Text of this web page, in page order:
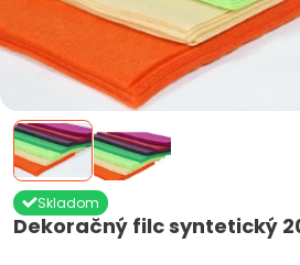
Dekoračný filc syntetický
Skladom